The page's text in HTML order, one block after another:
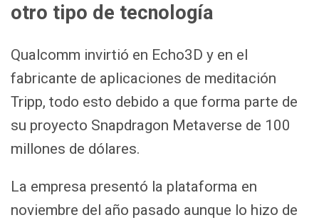
otro tipo de tecnología
Qualcomm invirtió en Echo3D y en el
fabricante de aplicaciones de meditación
Tripp, todo esto debido a que forma parte de
su proyecto Snapdragon Metaverse de 100
millones de dólares.
La empresa presentó la plataforma en
noviembre del año pasado aunque lo hizo de